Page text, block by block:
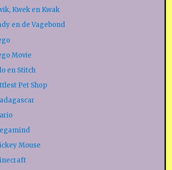
Kwek en Kwak
en de Vagebond
Movie
en Stitch
Pet Shop
Mouse